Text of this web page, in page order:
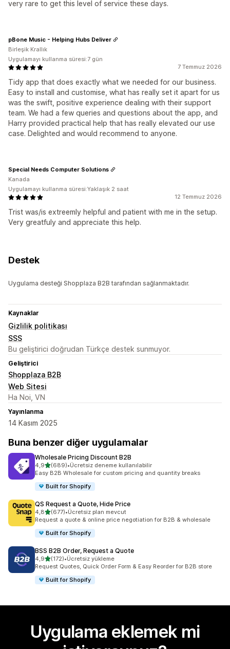
very rare to get this level of service these days.
7 Temmuz 2026
Tidy app that does exactly what we needed for our business.
Easy to install and customise, what has really set it apart for us
was the swift, positive experience dealing with their support
team. We had a few queries and questions about the app, and
Harry provided practical help that has really elevated our use
case. Delighted and would recommend to anyone.
pBone Music - Helping Hubs Deliver
Birleşik Krallık
Uygulamayı kullanma süresi:7 gün
12 Temmuz 2026
Trist was/is extreemly helpful and patient with me in the setup.
Very greatfuly and appreciate this help.
Special Needs Computer Solutions
Kanada
Uygulamayı kullanma süresi:Yaklaşık 2 saat
Destek
Uygulama desteği Shopplaza B2B tarafından sağlanmaktadır.
Kaynaklar
Gizlilik politikası
SSS
Bu geliştirici doğrudan Türkçe destek sunmuyor.
Geliştirici
Shopplaza B2B
Web Sitesi
Ha Noi, VN
Yayınlanma
14 Kasım 2025
Buna benzer diğer uygulamalar
Wholesale Pricing Discount B2B
4,95 yıldız üzerinden
(689)
toplam 689 değerlendirme
•Ücretsiz deneme kullanılabilir
Easy B2B Wholesale for custom pricing and quantity breaks
Built for Shopify
QS Request a Quote, Hide Price
4,85 yıldız üzerinden
(677)
toplam 677 değerlendirme
•Ücretsiz plan mevcut
Request a quote & online price negotiation for B2B & wholesale
Built for Shopify
BSS B2B Order, Request a Quote
4,95 yıldız üzerinden
(172)
toplam 172 değerlendirme
•Ücretsiz yükleme
Request Quotes, Quick Order Form & Easy Reorder for B2B store
Built for Shopify
Uygulama eklemek mi